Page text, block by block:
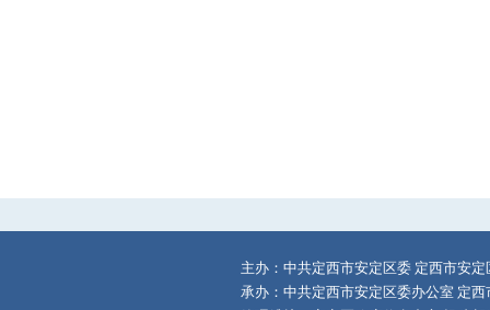
主办：中共定西市安定区委 定西市安定
承办：中共定西市安定区委办公室 定